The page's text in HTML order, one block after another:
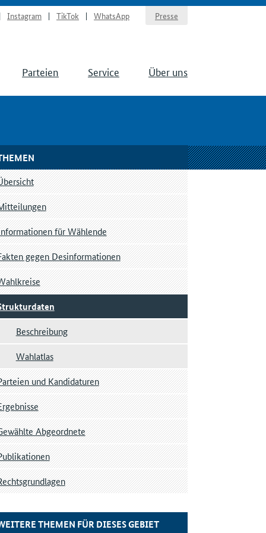
Instagram TikTok WhatsApp Presse
Parteien Service Über uns
für Wählende
gegen Desinformationen
Beschreibung
Wahlatlas
und Kandidaturen
Abgeordnete
THEMEN FÜR DIESES GEBIET